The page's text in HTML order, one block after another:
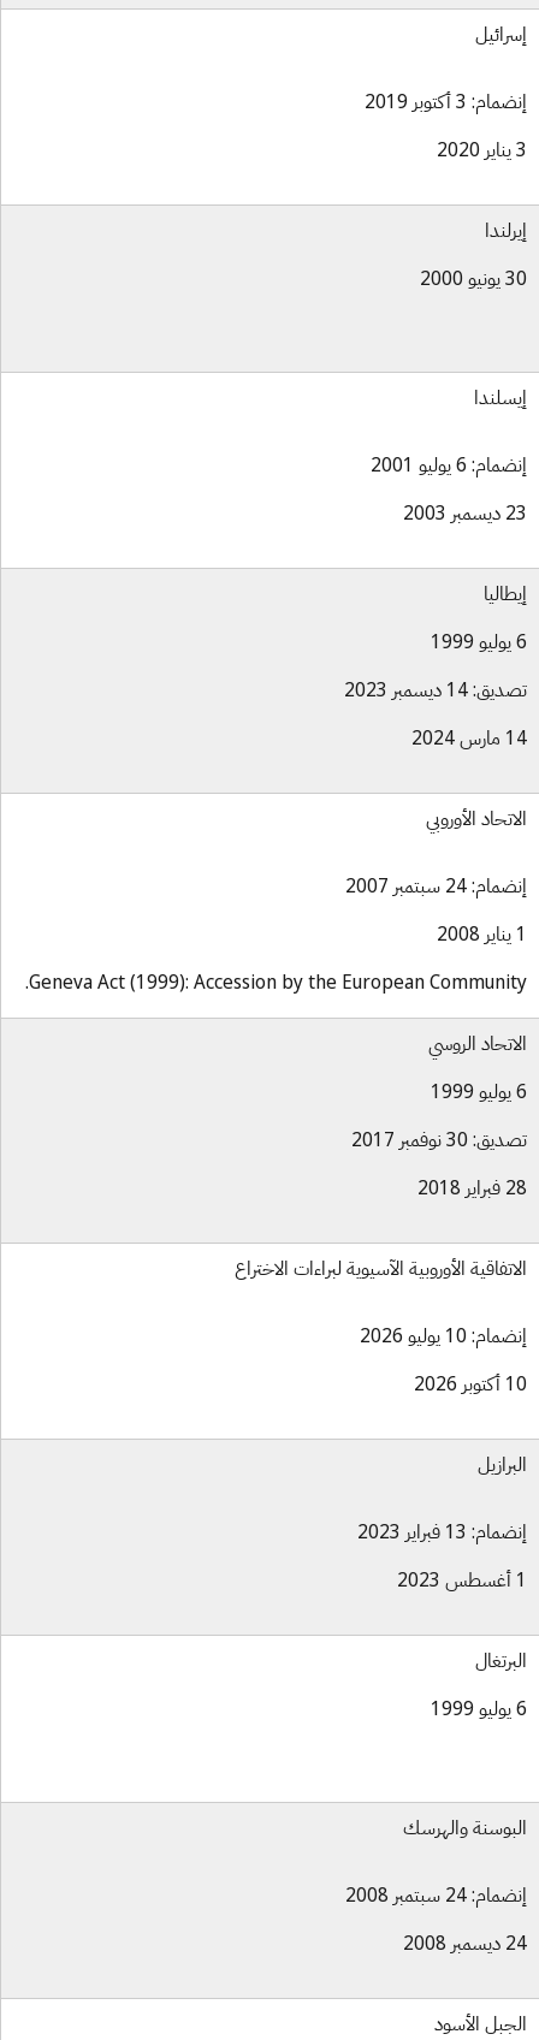
3 أكتوبر 2019
6 يوليو 2001
14 ديسمبر 2023
الأوروبي
24 سبتمبر 2007
Geneva Act (1999): Accession by the European
الروسي
30 نوفمبر 2017
الأوروبية الآسيوية لبراءات الاختراع
10 يوليو 2026
13 فبراير 2023
والهرسك
24 سبتمبر 2008
الأسود